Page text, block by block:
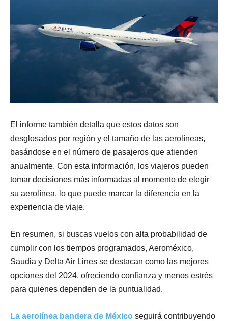
El informe también detalla que estos datos son
desglosados por región y el tamaño de las aerolíneas,
basándose en el número de pasajeros que atienden
anualmente. Con esta información, los viajeros pueden
tomar decisiones más informadas al momento de elegir
su aerolínea, lo que puede marcar la diferencia en la
experiencia de viaje.
En resumen, si buscas vuelos con alta probabilidad de
cumplir con los tiempos programados, Aeroméxico,
Saudia y Delta Air Lines se destacan como las mejores
opciones del 2024, ofreciendo confianza y menos estrés
para quienes dependen de la puntualidad.
La aerolínea bandera de México seguirá contribuyendo